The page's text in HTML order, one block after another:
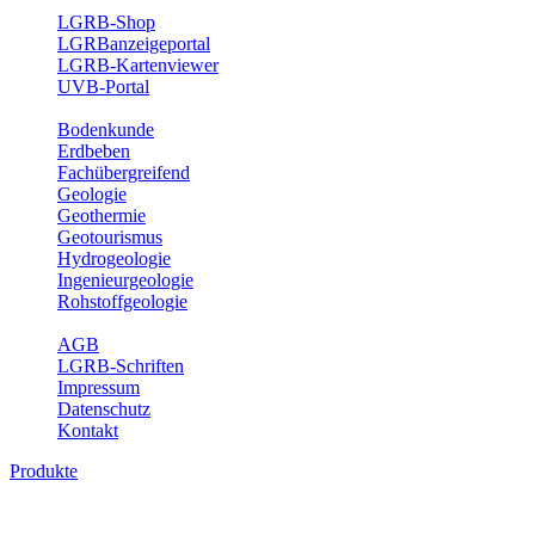
LGRB-Shop
LGRBanzeigeportal
LGRB-Kartenviewer
UVB-Portal
Bodenkunde
Erdbeben
Fachübergreifend
Geologie
Geothermie
Geotourismus
Hydrogeologie
Ingenieurgeologie
Rohstoffgeologie
AGB
LGRB-Schriften
Impressum
Datenschutz
Kontakt
Produkte